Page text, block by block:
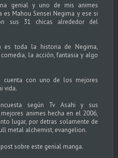
genial y uno de mis animes
Mahou Sensei Negima y ese si
sus 31 chicas alrededor del
es toda la historia de Negima,
la acción, fantasia y algo
cuenta con uno de los mejores
vida.
según Tv Asahi y sus
animes hecha en el 2006,
lugar, por detras solamente de
metal alchemist, evangelion.
sobre este genial manga.